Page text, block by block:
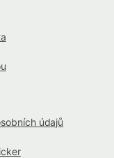
údajů